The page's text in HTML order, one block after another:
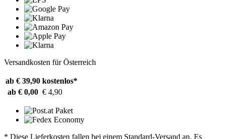
Versandkosten für Österreich
ab € 39,90 kostenlos*
ab € 0,00 € 4,90
* Diese Lieferkosten fallen bei einem Standard-Versand an. Es